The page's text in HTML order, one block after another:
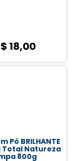
18,00
Pó BRILHANTE
Total Natureza
800g